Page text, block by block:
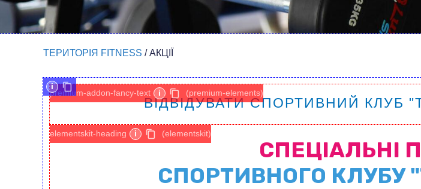
ТЕРИТОРІЯ FITNESS /АКЦІЇ
ВІДВІДУВАТИ СПОРТИВНИЙ КЛУБ
premium-addon-fancy-text i (premium-elements)
СПЕЦІАЛЬНІ
СПОРТИВНОГО КЛУБУ
elementskit-heading i (elementskit)
i